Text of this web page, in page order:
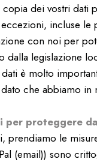
dei vostri dati
incluse
con noi per
dalla legislazione
è molto
che abbiamo
per proteggere
prendiamo le
(email)) sono